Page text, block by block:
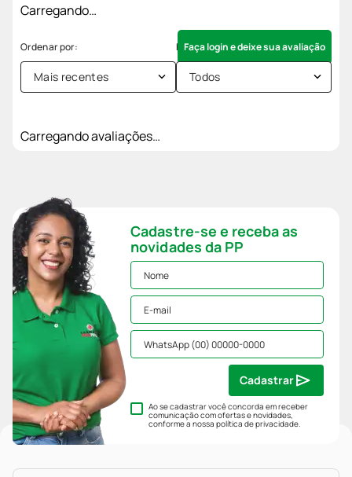
Carregando…
Faça login e deixe sua avaliação
Mais recentes Todos
Carregando avaliações…
Cadastre-se e receba as
novidades da PP
Ao se cadastrar você concorda em receber
comunicação com ofertas e novidades,
conforme a nossapolítica de privacidade.
Cadastrar